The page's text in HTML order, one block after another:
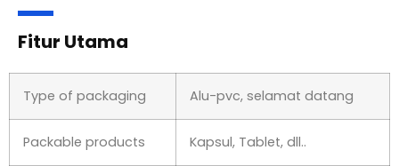
Fitur Utama
Type of packaging Alu-pvc, selamat datang
Packable products Kapsul, Tablet, dll..